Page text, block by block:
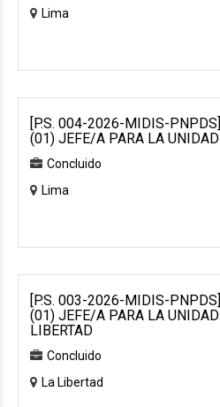
Lima
[P.S. 004-2026-MIDIS-
(01) JEFE/A PARA LA
Concluido
Lima
[P.S. 003-2026-MIDIS-
(01) JEFE/A PARA LA
LIBERTAD
Concluido
La Libertad